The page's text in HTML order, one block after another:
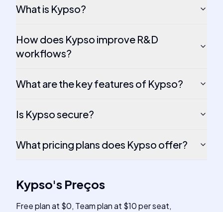
What is Kypso?
How does Kypso improve R&D
workflows?
What are the key features of Kypso?
Is Kypso secure?
What pricing plans does Kypso offer?
Kypso's Preços
Free plan at $0, Team plan at $10 per seat,